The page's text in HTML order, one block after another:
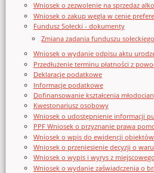
Wniosek o zezwolenie na sprzedaz
Wniosek o zakup węgla w cenie
Fundusz Sołecki - dokumenty
Zmiana zadania funduszu sołeckiego
Wniosek o wydanie odpisu aktu
Przedłużenie terminu płatności z
Deklaracje podatkowe
Informacje podatkowe
Dofinansowanie kształcenia
Kwestonariusz osobowy
Wniosek o udostępnienie informacji
PPF Wniosek o przyznanie prawa
Wniosek o wpis do ewidencji
Wniosek o przeniesienie decyzji o
Wniosek o wypis i wyrys z
Wniosek o wydanie zaświadczenia o